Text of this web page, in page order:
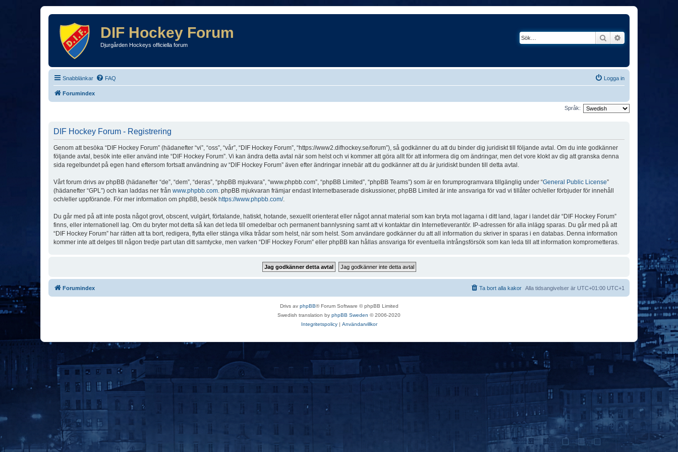
DIF Hockey Forum
Djurgården Hockeys officiella forum
Sök
Snabblänkar FAQ Logga in
Forumindex
Språk:
DIF Hockey Forum - Registrering
Genom att besöka “DIF Hockey Forum” (hädanefter “vi”, “oss”, “vår”, “DIF Hockey Forum”, “https://www2.difhockey.se/forum”), så godkänner du att du binder dig juridiskt till följande avtal. Om du inte godkänner
följande avtal, besök inte eller använd inte “DIF Hockey Forum”. Vi kan ändra detta avtal när som helst och vi kommer att göra allt för att informera dig om ändringar, men det vore klokt av dig att granska denna
sida regelbundet på egen hand eftersom fortsatt användning av “DIF Hockey Forum” även efter ändringar innebär att du godkänner att du är juridiskt bunden till detta avtal.
Vårt forum drivs av phpBB (hädanefter “de”, “dem”, “deras”, “phpBB mjukvara”, “www.phpbb.com”, “phpBB Limited”, “phpBB Teams”) som är en forumprogramvara tillgänglig under “General Public License”
(hädanefter “GPL”) och kan laddas ner från www.phpbb.com . phpBB mjukvaran främjar endast Internetbaserade diskussioner, phpBB Limited är inte ansvariga för vad vi tillåter och/eller förbjuder för innehåll
och/eller uppförande. För mer information om phpBB, besök https://www.phpbb.com/.
Du går med på att inte posta något grovt, obscent, vulgärt, förtalande, hatiskt, hotande, sexuellt orienterat eller något annat material som kan bryta mot lagarna i ditt land, lagar i landet där “DIF Hockey Forum”
finns, eller internationell lag. Om du bryter mot detta så kan det leda till omedelbar och permanent bannlysning samt att vi kontaktar din Internetleverantör. IP-adressen för alla inlägg sparas. Du går med på att
“DIF Hockey Forum” har rätten att ta bort, redigera, flytta eller stänga vilka trådar som helst, när som helst. Som användare godkänner du att all information du skriver in sparas i en databas. Denna information
kommer inte att delges till någon tredje part utan ditt samtycke, men varken “DIF Hockey Forum” eller phpBB kan hållas ansvariga för eventuella intrångsförsök som kan leda till att information komprometteras.
Forumindex Alla tidsangivelser är UTC+01:00 UTC+1
Ta bort alla kakor
Drivs av phpBB® Forum Software © phpBB Limited
Swedish translation by phpBB Sweden © 2006-2020
Integritetspolicy| Användarvillkor